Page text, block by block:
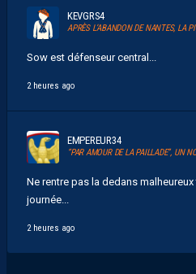
KEVGRS4
Sow est défenseur central...
2 heures ago
EMPEREUR34
Ne rentre pas la dedans
journée...
2 heures ago